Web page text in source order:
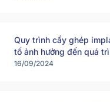
Quy trình cấy ghép
tố ảnh hưởng đến quá
16/09/2024